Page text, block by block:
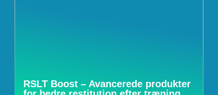
RSLT Boost – Avancerede produkter